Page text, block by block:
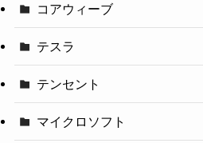
コアウィーブ
テスラ
テンセント
マイクロソフト